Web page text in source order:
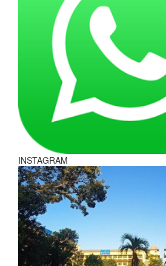
INSTAGRAM